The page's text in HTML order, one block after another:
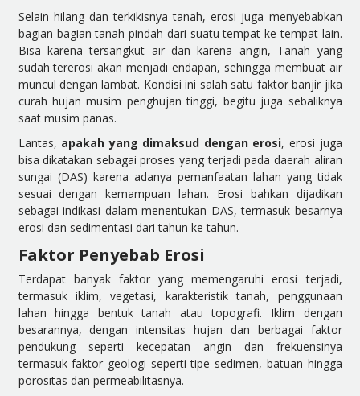
Selain hilang dan terkikisnya tanah, erosi juga menyebabkan
bagian-bagian tanah pindah dari suatu tempat ke tempat lain.
Bisa karena tersangkut air dan karena angin, Tanah yang
sudah tererosi akan menjadi endapan, sehingga membuat air
muncul dengan lambat. Kondisi ini salah satu faktor banjir jika
curah hujan musim penghujan tinggi, begitu juga sebaliknya
saat musim panas.
Lantas, apakah yang dimaksud dengan erosi, erosi juga
bisa dikatakan sebagai proses yang terjadi pada daerah aliran
sungai (DAS) karena adanya pemanfaatan lahan yang tidak
sesuai dengan kemampuan lahan. Erosi bahkan dijadikan
sebagai indikasi dalam menentukan DAS, termasuk besarnya
erosi dan sedimentasi dari tahun ke tahun.
Faktor Penyebab Erosi
Terdapat banyak faktor yang memengaruhi erosi terjadi,
termasuk iklim, vegetasi, karakteristik tanah, penggunaan
lahan hingga bentuk tanah atau topografi. Iklim dengan
besarannya, dengan intensitas hujan dan berbagai faktor
pendukung seperti kecepatan angin dan frekuensinya
termasuk faktor geologi seperti tipe sedimen, batuan hingga
porositas dan permeabilitasnya.